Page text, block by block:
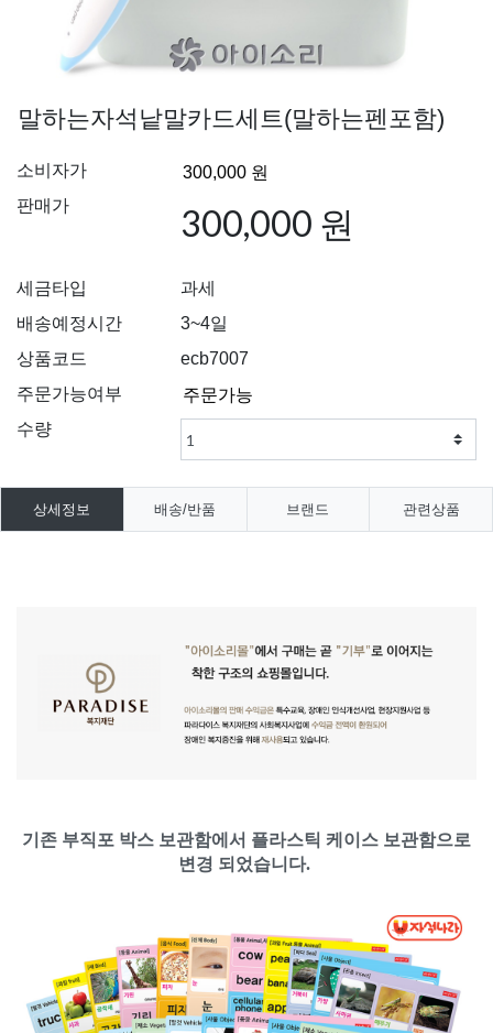
말하는자석낱말카드세트(말하는펜포함)
소비자가
판매가
300,000 원
세금타입
과세
배송예정시간
3~4일
상품코드
ecb7007
주문가능여부
수량
상세정보 배송/반품 브랜드 관련상품
기존 부직포 박스 보관함에서 플라스틱 케이스 보관함으로
변경 되었습니다.